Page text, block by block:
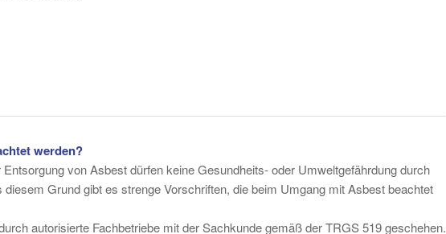
werden?
von Asbest dürfen keine Gesundheits- oder Umweltgefährdung durch
Grund gibt es strenge Vorschriften, die beim Umgang mit Asbest beachtet
autorisierte Fachbetriebe mit der Sachkunde gemäß der TRGS 519 geschehen.